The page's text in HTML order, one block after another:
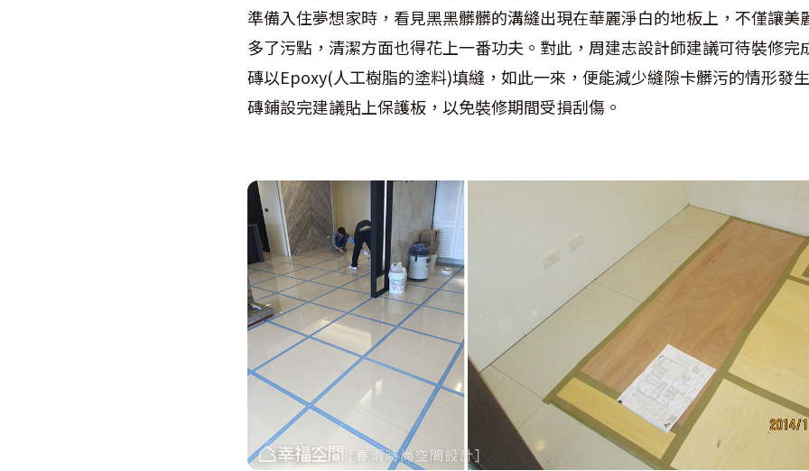
準備入住夢想家時，看見黑黑髒髒的溝縫出現在華麗淨白的地板上，不僅讓美
多了污點，清潔方面也得花上一番功夫。對此，周建志設計師建議可待裝修完
磚以Epoxy(人工樹脂的塗料)填縫，如此一來，便能減少縫隙卡髒污的情形發
磚鋪設完建議貼上保護板，以免裝修期間受損刮傷。